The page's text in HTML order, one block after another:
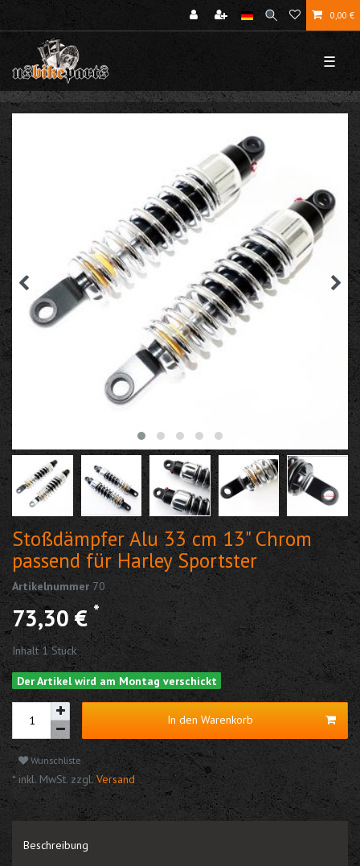
0,00 €
☰
Stoßdämpfer Alu 33 cm 13" Chrom
passend für Harley Sportster
Artikelnummer 70
73,30 € *
Inhalt1Stück
Der Artikel wird am Montag verschickt
In den Warenkorb
Wunschliste
* inkl. MwSt. zzgl.Versand
Beschreibung